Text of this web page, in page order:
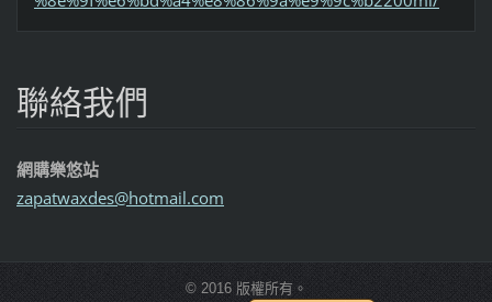
聯絡我們
網購樂悠站
zapatwaxdes@hotmail.com
© 2016 版權所有。